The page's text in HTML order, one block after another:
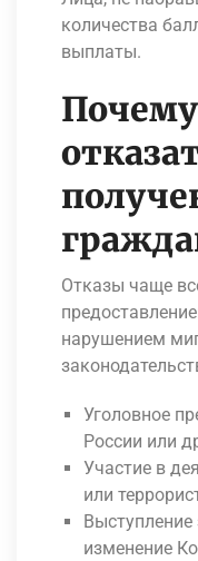
количества
выплаты.
Отказы чаще
нарушением
Уголовное
России или
Участие в
или
Выступление
изменение